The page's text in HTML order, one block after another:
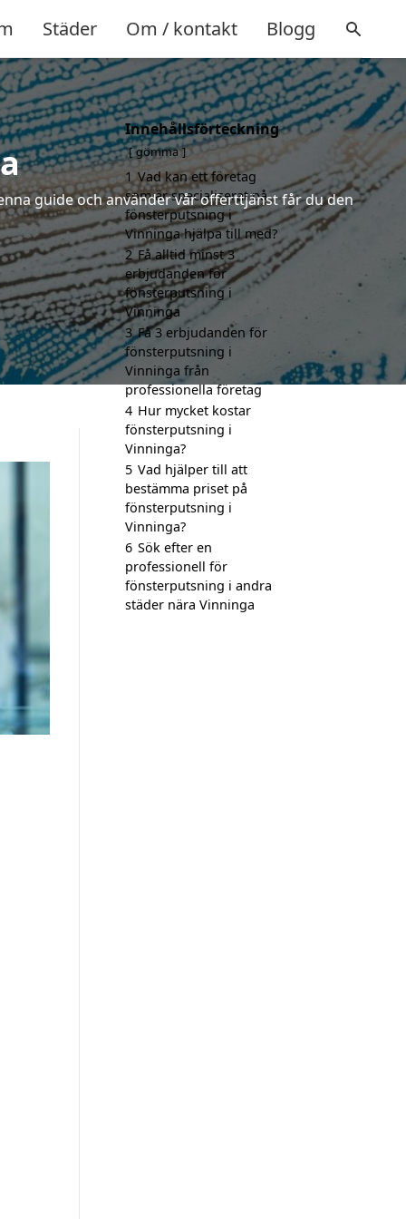
Städer Om / kontakt Blogg
guide och använder vår offerttjänst får du den
Innehållsförteckning
gömma
1 Vad kan ett företag
som är specialiserat på
fönsterputsning i
Vinninga hjälpa till med?
2 Få alltid minst 3
erbjudanden för
fönsterputsning i
Vinninga
3 Få 3 erbjudanden för
fönsterputsning i
Vinninga från
professionella företag
4 Hur mycket kostar
fönsterputsning i
Vinninga?
5 Vad hjälper till att
bestämma priset på
fönsterputsning i
Vinninga?
6 Sök efter en
professionell för
fönsterputsning i andra
städer nära Vinninga